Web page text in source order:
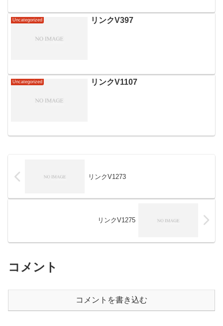
達手段として注目を集めており、バーチ
ャルオフィスの活用で初期費...
Uncategorized リンクV397
Uncategorized リンクV1107
リンクV1273
リンクV1275
コメント
コメントを書き込む